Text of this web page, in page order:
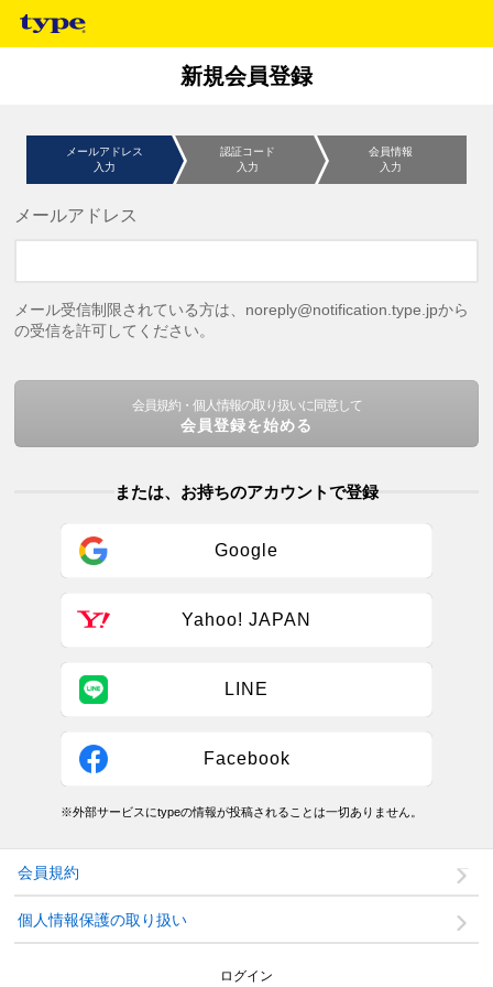
新規会員登録
メールアドレス
入力
認証コード
入力
会員情報
入力
メールアドレス
メール受信制限されている方は、noreply@notification.type.jpから
の受信を許可してください。
会員規約・個人情報の取り扱いに同意して
会員登録を始める
または、お持ちのアカウントで登録
Google
Yahoo! JAPAN
LINE
Facebook
※外部サービスにtypeの情報が投稿されることは一切ありません。
会員規約
個人情報保護の取り扱い
ログイン